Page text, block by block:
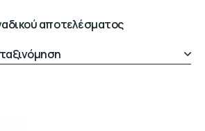
αποτελέσματος